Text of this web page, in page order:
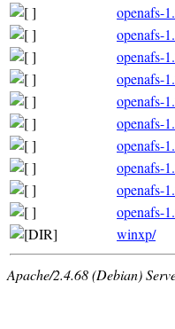
openafs-
openafs-
openafs-
openafs-
openafs-
openafs-
openafs-
openafs-
openafs-
openafs-
winxp/
Apache/2.4.68 (Debian)